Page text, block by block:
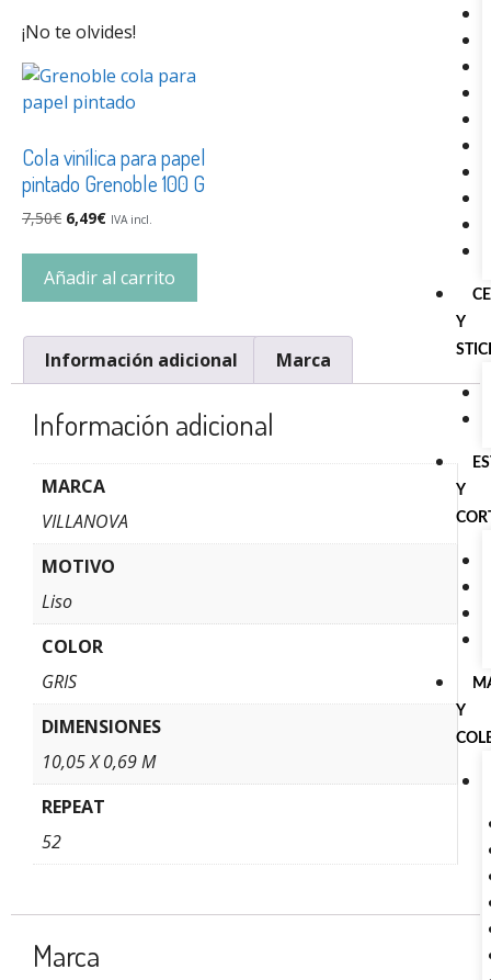
Y
Y
Y
¡No te olvides!
Cola vinílica para papel
pintado Grenoble 100 G
7,50€ 6,49€ IVA incl.
Añadir al carrito
Información adicional Marca
Información adicional
MARCA
VILLANOVA
MOTIVO
Liso
COLOR
GRIS
DIMENSIONES
10,05 X 0,69 M
REPEAT
52
Marca